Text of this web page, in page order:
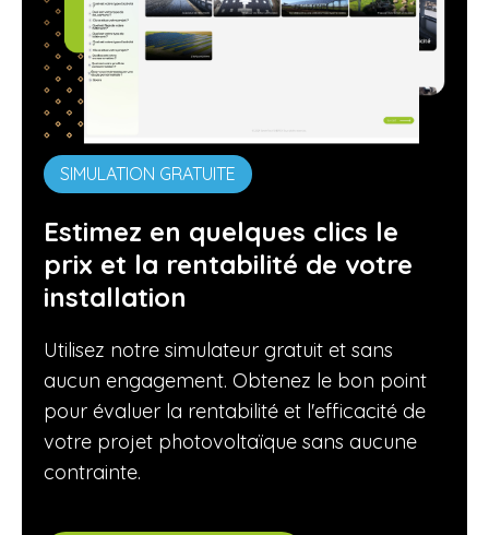
SIMULATION GRATUITE
Estimez en quelques clics le
prix et la rentabilité de votre
installation
Utilisez notre simulateur gratuit et sans
aucun engagement. Obtenez le bon point
pour évaluer la rentabilité et l'efficacité de
votre projet photovoltaïque sans aucune
contrainte.